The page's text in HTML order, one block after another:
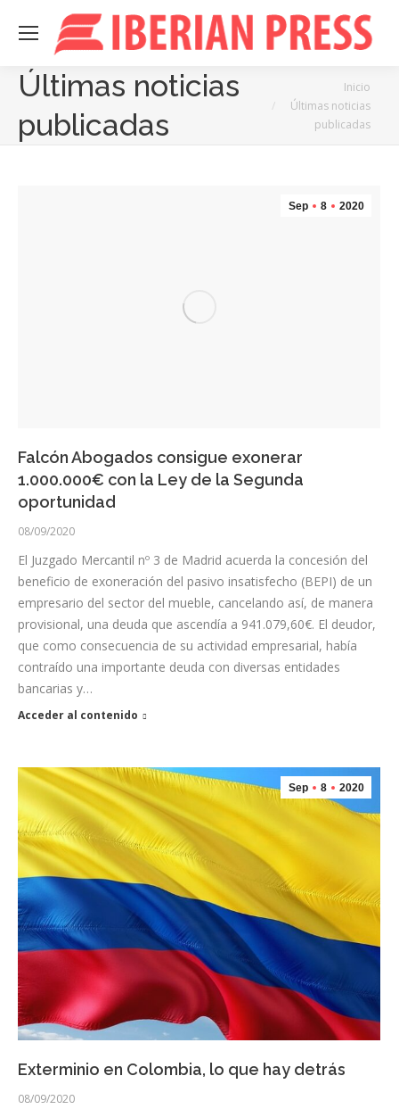
Últimas noticias
publicadas
Inicio
Últimas noticias
publicadas
Sep 8 2020
Falcón Abogados consigue exonerar
1.000.000€ con la Ley de la Segunda
oportunidad
08/09/2020
El Juzgado Mercantil nº 3 de Madrid acuerda la concesión del
beneficio de exoneración del pasivo insatisfecho (BEPI) de un
empresario del sector del mueble, cancelando así, de manera
provisional, una deuda que ascendía a 941.079,60€. El deudor,
que como consecuencia de su actividad empresarial, había
contraído una importante deuda con diversas entidades
bancarias y…
Acceder al contenido
Sep 8 2020
Exterminio en Colombia, lo que hay detrás
08/09/2020